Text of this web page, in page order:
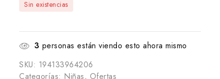
Sin existencias
3 personas están viendo esto ahora mismo
SKU: 194133964206
Categorías: Niñas, Ofertas